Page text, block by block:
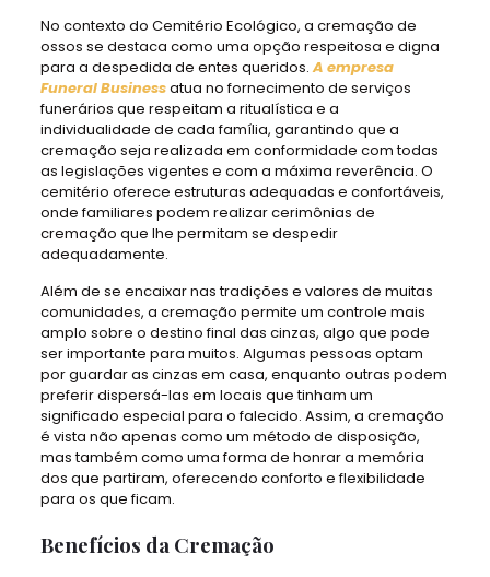
No contexto do Cemitério Ecológico, a cremação de
ossos se destaca como uma opção respeitosa e digna
para a despedida de entes queridos.A empresa
Funeral Businessatua no fornecimento de serviços
funerários que respeitam a ritualística e a
individualidade de cada família, garantindo que a
cremação seja realizada em conformidade com todas
as legislações vigentes e com a máxima reverência. O
cemitério oferece estruturas adequadas e confortáveis,
onde familiares podem realizar cerimônias de
cremação que lhe permitam se despedir
adequadamente.
Além de se encaixar nas tradições e valores de muitas
comunidades, a cremação permite um controle mais
amplo sobre o destino final das cinzas, algo que pode
ser importante para muitos. Algumas pessoas optam
por guardar as cinzas em casa, enquanto outras podem
preferir dispersá-las em locais que tinham um
significado especial para o falecido. Assim, a cremação
é vista não apenas como um método de disposição,
mas também como uma forma de honrar a memória
dos que partiram, oferecendo conforto e flexibilidade
para os que ficam.
Benefícios da Cremação